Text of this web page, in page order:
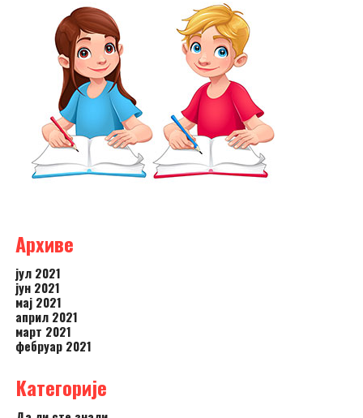
Архиве
јул 2021
јун 2021
мај 2021
април 2021
март 2021
фебруар 2021
Категорије